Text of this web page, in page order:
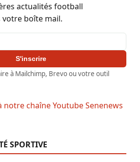
actualités football
boîte mail.
S'inscrire
à Mailchimp, Brevo ou votre outil
SPORTIVE